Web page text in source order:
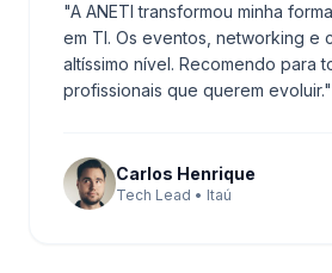
"A ANETI transformou minha
em TI. Os eventos, networking e
altíssimo nível. Recomendo para
profissionais que querem evoluir."
Carlos Henrique
Tech Lead • Itaú